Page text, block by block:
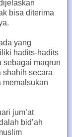
bisa diterima
yang
hadits-hadits
sebagai maqrun
shahih secara
memalsukan
jum’at
bid’ah